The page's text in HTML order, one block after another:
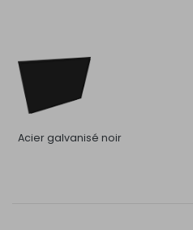
Acier galvanisé noir